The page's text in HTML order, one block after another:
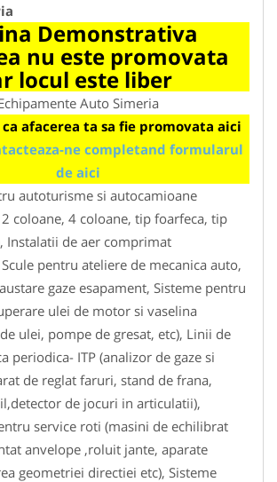
Demonstrativa
nu este promovata
locul este liber
Auto Simeria
afacerea ta sa fie promovata aici
ne completand formularul
de aici
autoturisme si autocamioane
coloane, 4 coloane, tip foarfeca, tip
Instalatii de aer comprimat
pentru ateliere de mecanica auto,
gaze esapament, Sisteme pentru
ulei de motor si vaselina
ulei, pompe de gresat, etc), Linii de
periodica- ITP (analizor de gaze si
de reglat faruri, stand de frana,
de jocuri in articulatii),
service roti (masini de echilibrat
anvelope ,roluit jante, aparate
geometriei directiei etc), Sisteme